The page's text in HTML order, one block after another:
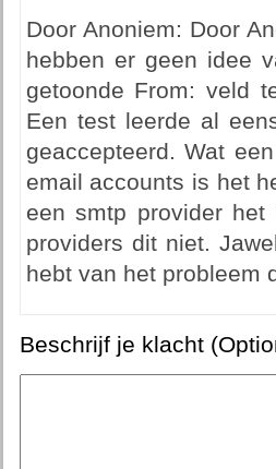
Door Anoniem: Door
hebben er geen idee
getoonde From: veld
Een test leerde al
geaccepteerd. Wat
email accounts is het
een smtp provider
providers dit niet.
hebt van het probleem
Beschrijf je klacht